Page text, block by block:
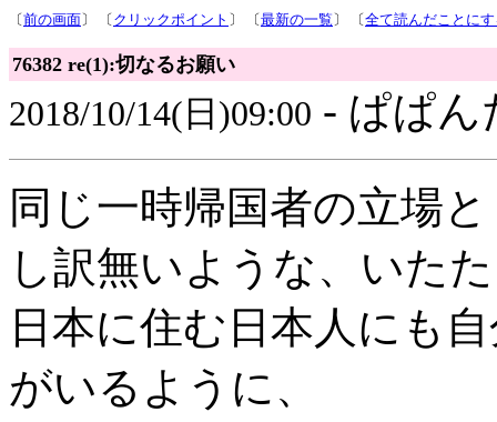
〔前の画面〕 〔 クリックポイント 〕 〔最新の一覧 〕 〔全て読んだことに
76382 re(1):切なるお願い
2018/10/14(日)09:00 - ぱぱ
同じ一時帰国者の立場
し訳無いような、いた
日本に住む日本人にも
がいるように、